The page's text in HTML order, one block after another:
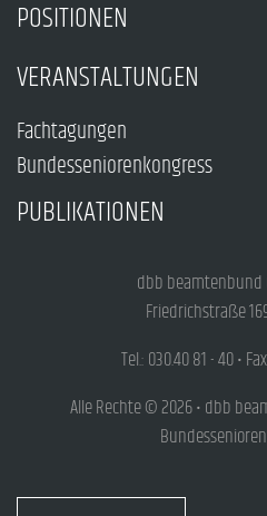
POSITIONEN
VERANSTALTUNGEN
Fachtagungen
Bundesseniorenkongress
PUBLIKATIONEN
dbb
Friedrichstraße
Tel.: 030.40 81 - 40 •
Alle Rechte © 2026 • dbb